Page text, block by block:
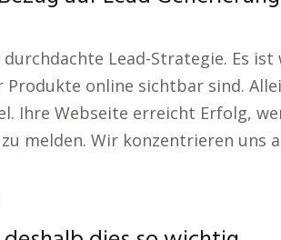
Lead-Strategie. Es
Produkte online sichtbar sind.
Ihre Webseite erreicht Erfolg,
melden. Wir konzentrieren uns